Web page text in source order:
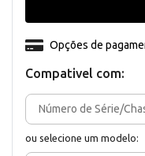
Compativel com:
ou selecione um modelo:
Opções de